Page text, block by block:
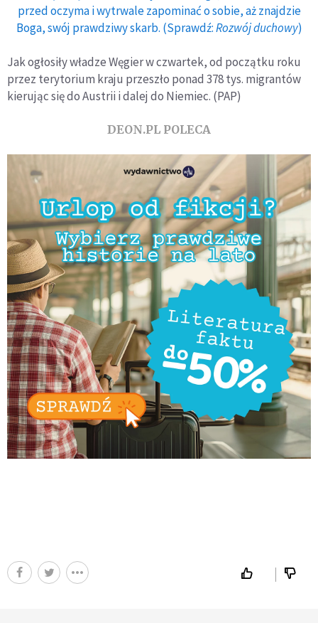
przed oczyma i wytrwale zapominać o sobie, aż znajdzie
Boga, swój prawdziwy skarb. (Sprawdź:Rozwój duchowy)
Jak ogłosiły władze Węgier w czwartek, od początku roku
przez terytorium kraju przeszło ponad 378 tys. migrantów
kierując się do Austrii i dalej do Niemiec. (PAP)
DEON.PL POLECA